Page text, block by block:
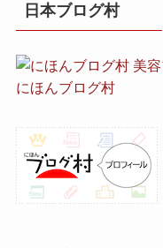
日本ブログ村
にほんブログ村